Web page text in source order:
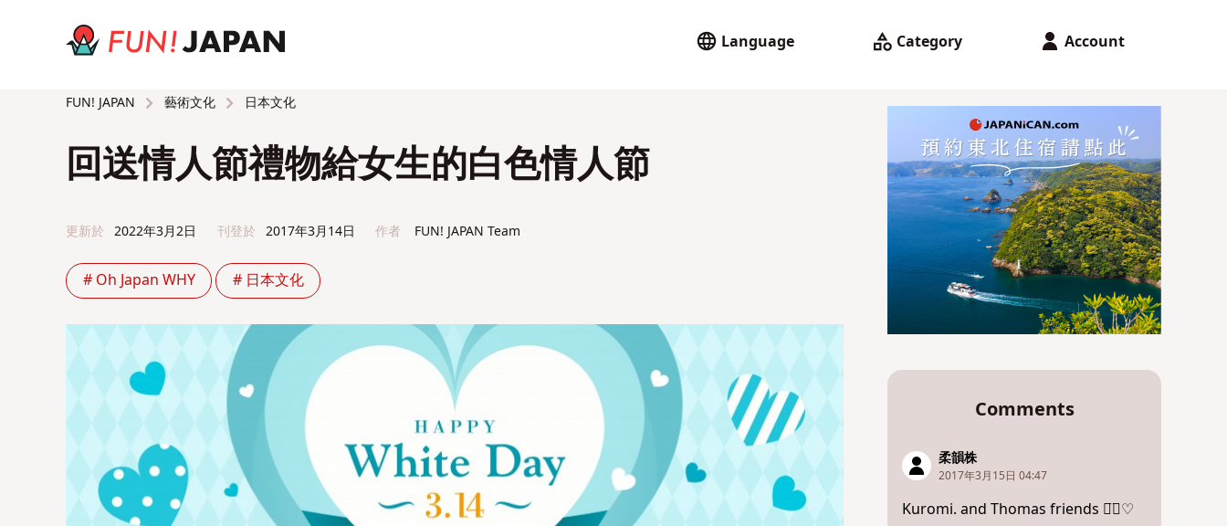
Language Category Account
FUN! JAPAN 藝術文化 日本文化
回送情人節禮物給女生的白色情人節
更新於 2022年3月2日 刊登於 2017年3月14日 作者 FUN! JAPAN Team
# Oh Japan WHY # 日本文化
Comments
柔韻株
2017年3月15日 04:47
Kuromi. and Thomas friends ◡̈⃝♡